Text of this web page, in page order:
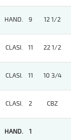
HAND. 9 12 1/2
CLASI. 11 22 1/2
CLASI. 11 10 3/4
CLASI. 2 CBZ
HAND. 1